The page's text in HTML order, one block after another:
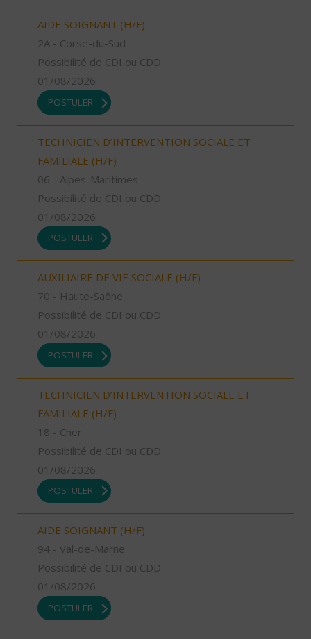
AIDE SOIGNANT (H/F)
2A - Corse-du-Sud
Possibilité de CDI ou CDD
01/08/2026
POSTULER
TECHNICIEN D’INTERVENTION SOCIALE ET
FAMILIALE (H/F)
06 - Alpes-Maritimes
Possibilité de CDI ou CDD
01/08/2026
POSTULER
AUXILIAIRE DE VIE SOCIALE (H/F)
70 - Haute-Saône
Possibilité de CDI ou CDD
01/08/2026
POSTULER
TECHNICIEN D’INTERVENTION SOCIALE ET
FAMILIALE (H/F)
18 - Cher
Possibilité de CDI ou CDD
01/08/2026
POSTULER
AIDE SOIGNANT (H/F)
94 - Val-de-Marne
Possibilité de CDI ou CDD
01/08/2026
POSTULER